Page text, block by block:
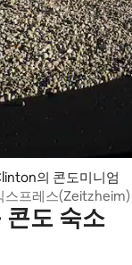
의 콘도미니엄
스프레스(Zeitzheim)
콘도 숙소